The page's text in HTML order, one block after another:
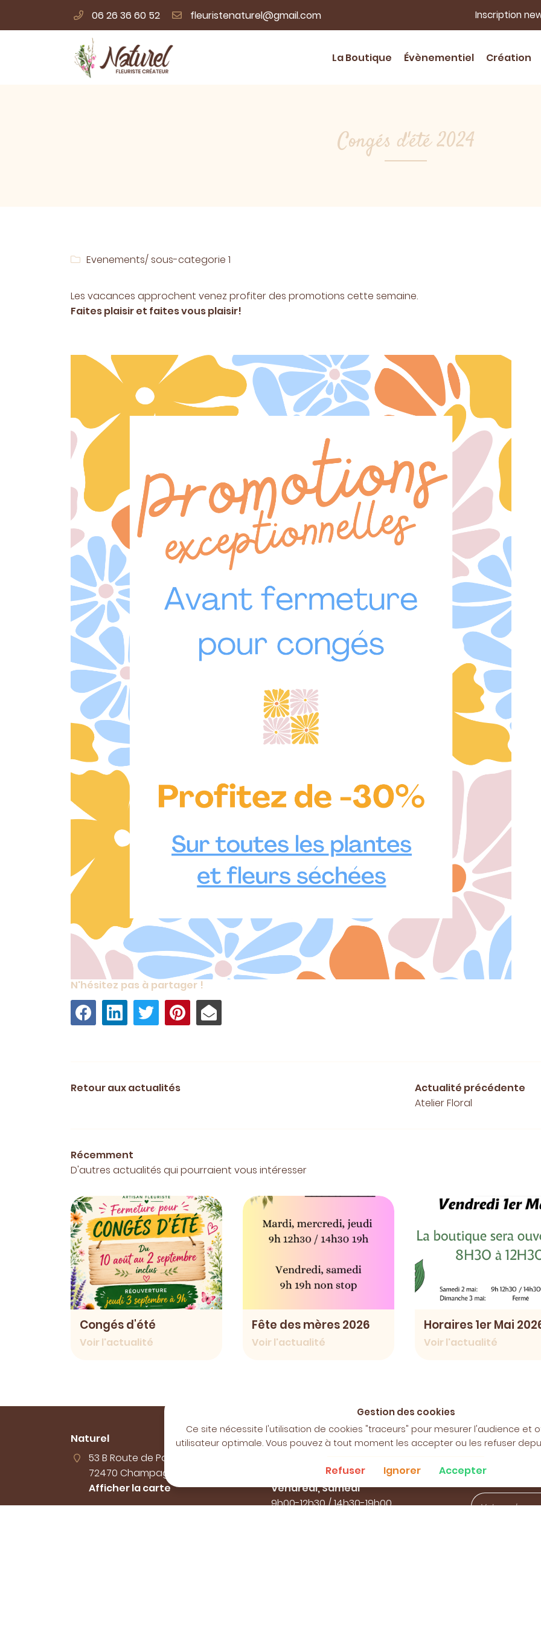
06 26 36 60 52 Inscription
La Boutique Évènementiel Création
53 B Route de Paris
72470 Champagné
06 26 36 60 52
Rafraîchir le captcha
désinscrire à tout moment en utilisant
le formulaire de désinscription
INSCRIPTION
Congés d'été 2024
 Evenements/ sous-categorie 1
Les vacances approchent venez profiter des promotions cette semaine.
Faites plaisir et faites vous plaisir!
N'hésitez pas à partager !
Retour aux actualités
Actualité précédente
Atelier Floral
Récemment
D'autres actualités qui pourraient vous intéresser
Congés d'été
Voir l'actualité
Fête des mères 2026
Voir l'actualité
Horaires 1er Mai
Voir l'actualité
Naturel
53 B Route de Paris
72470 Champagné
Afficher la carte
Horaires d'ouverture :
Mardi, Mercredi, Jeudi,
Vendredi, Samedi
9h00-12h30 / 14h30-19h00
Restez
dernières
Gestion des cookies
Ce site nécessite l'utilisation de cookies "traceurs" pour mesurer l'audience et
utilisateur optimale. Vous pouvez à tout moment les accepter ou les refuser
Refuser Ignorer Accepter